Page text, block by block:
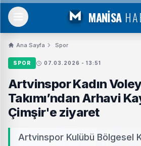
MANİSA
Ana Sayfa Spor
SPOR 07.03.2026 - 13:51
Artvinspor Kadın
Takımı’ndan Arhavi
Çimşir'e ziyaret
Artvinspor Kulübü Bölgesel